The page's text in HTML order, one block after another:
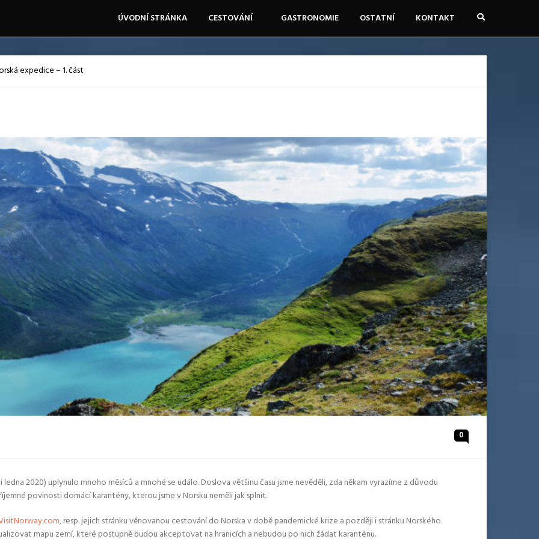
ÚVODNÍ STRÁNKA CESTOVÁNÍ GASTRONOMIE OSTATNÍ KONTAKT
expedice – 1. část
0
2020) uplynulo mnoho měsíců a mnohé se událo. Doslova většinu času jsme nevěděli, zda někam vyrazíme z důvodu
povinosti domácí karantény, kterou jsme v Norsku neměli jak splnit.
, resp. jejich stránku věnovanou cestování do Norska v době pandemické krize a později i stránku Norského
mapu zemí, které postupně budou akceptovat na hranicích a nebudou po nich žádat karanténu.